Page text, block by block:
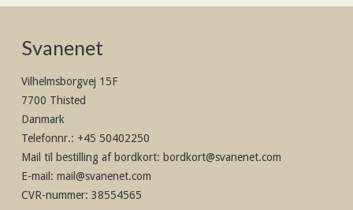
Svanenet
Vilhelmsborgvej 15F
7700 Thisted
Danmark
Telefonnr.: +45 50402250
Mail til bestilling af bordkort: bordkort@svanenet.com
E-mail : mail@svanenet.com
CVR-nummer: 38554565